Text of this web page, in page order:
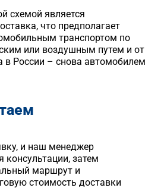
схемой является
что предполагает
транспортом по
или воздушным путем и от
в России – снова автомобилем
и наш менеджер
консультации, затем
маршрут и
стоимость доставки